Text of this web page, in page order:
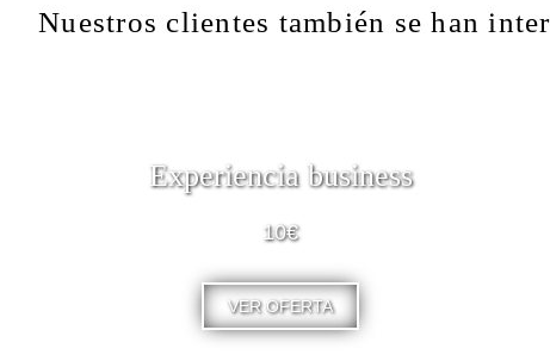
Nuestros clientes también se han
Experiencia business
10€
VER OFERTA